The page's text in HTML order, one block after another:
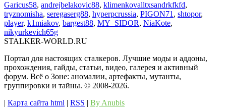
Garicus58, andrejbelakovic88, klimenkovalltxsandrkfkfd,
tryznomisha, seregaserg88, hyperpcrussia, PIGON71 , shtopor,
player, k1miakov, bargest88, MY_SIDOR, NiaKote,
nikyurkevich65g
STALKER-WORLD.RU
Портал для настоящих сталкеров. Лучшие моды и аддоны,
прохождения, гайды, статьи, видео, галерея и активный
форум. Всё о Зоне: аномалии, артефакты, мутанты,
группировки и тайны. ©️ 2008-2026.
| Карта сайта html | RSS | By Anubis